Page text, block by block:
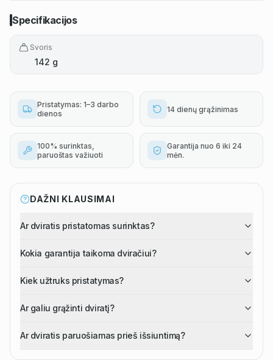
Specifikacijos
Svoris
142 g
Pristatymas: 1–3 darbo
dienos
14 dienų grąžinimas
100% surinktas,
paruoštas važiuoti
Garantija nuo 6 iki 24
mėn.
DAŽNI KLAUSIMAI
Ar dviratis pristatomas surinktas?
Kokia garantija taikoma dviračiui?
Kiek užtruks pristatymas?
Ar galiu grąžinti dviratį?
Ar dviratis paruošiamas prieš išsiuntimą?